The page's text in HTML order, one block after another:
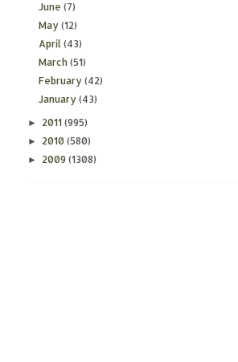
June (7)
May (12)
April (43)
March (51)
February (42)
January (43)
► 2011 (995)
► 2010 (580)
► 2009 (1308)